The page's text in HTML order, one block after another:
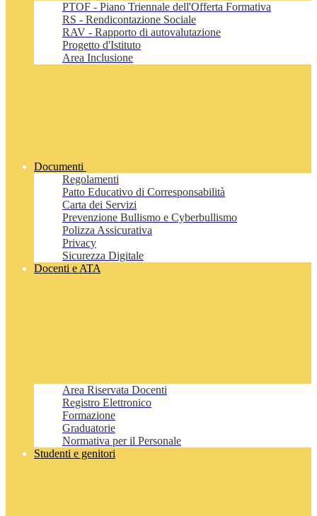
PTOF - Piano Triennale dell'Offerta Formativa
RS - Rendicontazione Sociale
RAV - Rapporto di autovalutazione
Progetto d'Istituto
Area Inclusione
Documenti
Regolamenti
Patto Educativo di Corresponsabilità
Carta dei Servizi
Prevenzione Bullismo e Cyberbullismo
Polizza Assicurativa
Privacy
Sicurezza Digitale
Docenti e ATA
Area Riservata Docenti
Registro Elettronico
Formazione
Graduatorie
Normativa per il Personale
Studenti e genitori